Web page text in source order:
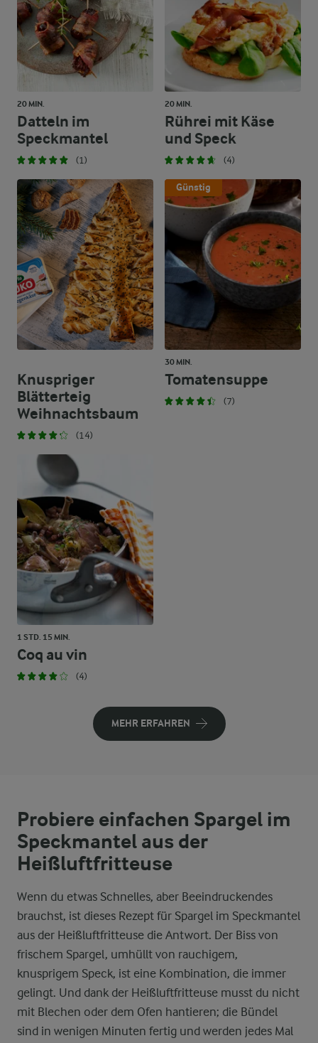
20 MIN.
Datteln im
Speckmantel
(1)
20 MIN.
Rührei mit Käse
und Speck
(4)
Knuspriger
Blätterteig
Weihnachtsbaum
(14)
Günstig
30 MIN.
Tomatensuppe
(7)
1 STD. 15 MIN.
Coq au vin
(4)
MEHR ERFAHREN
Probiere einfachen Spargel im
Speckmantel aus der
Heißluftfritteuse
Wenn du etwas Schnelles, aber Beeindruckendes
brauchst, ist dieses Rezept für Spargel im Speckmantel
aus der Heißluftfritteuse die Antwort. Der Biss von
frischem Spargel, umhüllt von rauchigem,
knusprigem Speck, ist eine Kombination, die immer
gelingt. Und dank der Heißluftfritteuse musst du nicht
mit Blechen oder dem Ofen hantieren; die Bündel
sind in wenigen Minuten fertig und werden jedes Mal